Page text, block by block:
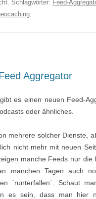
Schlagwörter: Feed-
.
Aggregator
gibt es einen neuen Feed-
oder ähnliches.
mehrere solcher Dienste,
nicht mehr mit neuen
manche Feeds nur die
manchen Tagen auch
¨runterfallen¨. Schaut
es sein, dass man hier